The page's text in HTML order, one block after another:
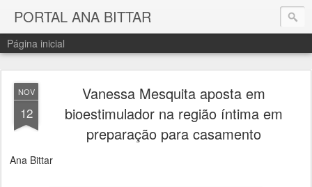
PORTAL ANA BITTAR
Página inicial
NOV
12
Vanessa Mesquita aposta em
bioestimulador na região íntima em
preparação para casamento
Ana Bittar